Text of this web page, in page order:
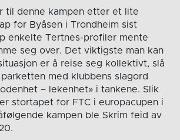
til denne kampen etter et lite
for Byåsen i Trondheim sist
enkelte Tertnes-profiler mente
seg over. Det viktigste man kan
er å reise seg kollektivt, slå
med klubbens slagord
– lekenhet» i tankene. Slik
stortapet for FTC i europacupen i
kampen ble Skrim feid av